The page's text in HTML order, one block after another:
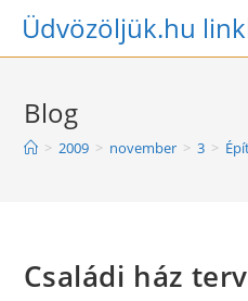
SkipÜdvözöljük.hu
Blog
> 2009 > november > 3 >
Családi ház